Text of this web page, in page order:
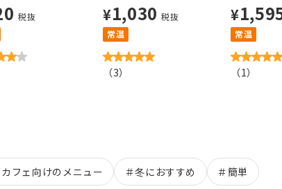
税抜
¥1,030 税抜
常温
（3）
¥
常温
（1）
カフェ向けのメニュー ＃冬におすすめ ＃簡単